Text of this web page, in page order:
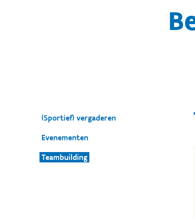
(Sportief) vergaderen
Evenementen
Teambuilding